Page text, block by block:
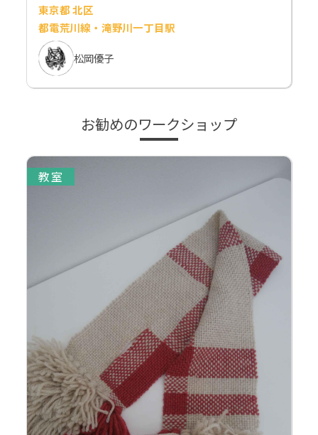
東京都 北区
都電荒川線・滝野川一丁目駅
松岡優子
お勧めのワークショップ
教室